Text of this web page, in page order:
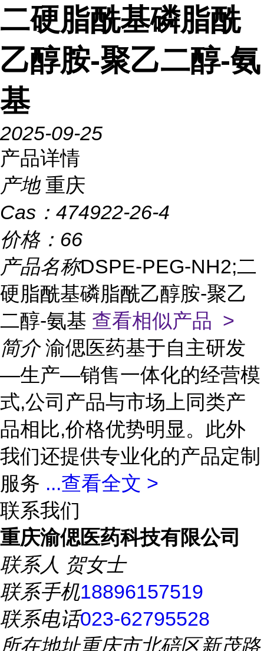
二硬脂酰基磷脂酰
乙醇胺-聚乙二醇-氨
基
2025-09-25
产品详情
产地 重庆
Cas： 474922-26-4
价格： 66
产品名称DSPE-PEG-NH2;二
硬脂酰基磷脂酰乙醇胺-聚乙
二醇-氨基 查看相似产品 >
简介 渝偲医药基于自主研发
—生产—销售一体化的经营模
式,公司产品与市场上同类产
品相比,价格优势明显。此外
我们还提供专业化的产品定制
服务 ...查看全文 >
联系我们
重庆渝偲医药科技有限公司
联系人 贺女士
联系手机18896157519
联系电话023-62795528
所在地址重庆市北碚区新茂路